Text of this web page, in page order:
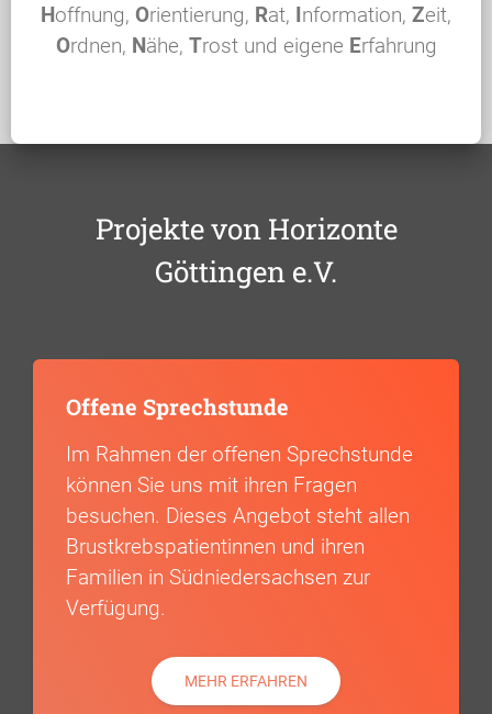
Hoffnung, Orientierung, Rat, Information, Zeit,
Ordnen, Nähe, Trost und eigene Erfahrung
Projekte von Horizonte
Göttingen e.V.
Offene Sprechstunde
Im Rahmen der offenen Sprechstunde
können Sie uns mit ihren Fragen
besuchen. Dieses Angebot steht allen
Brustkrebspatientinnen und ihren
Familien in Südniedersachsen zur
Verfügung.
MEHR ERFAHREN